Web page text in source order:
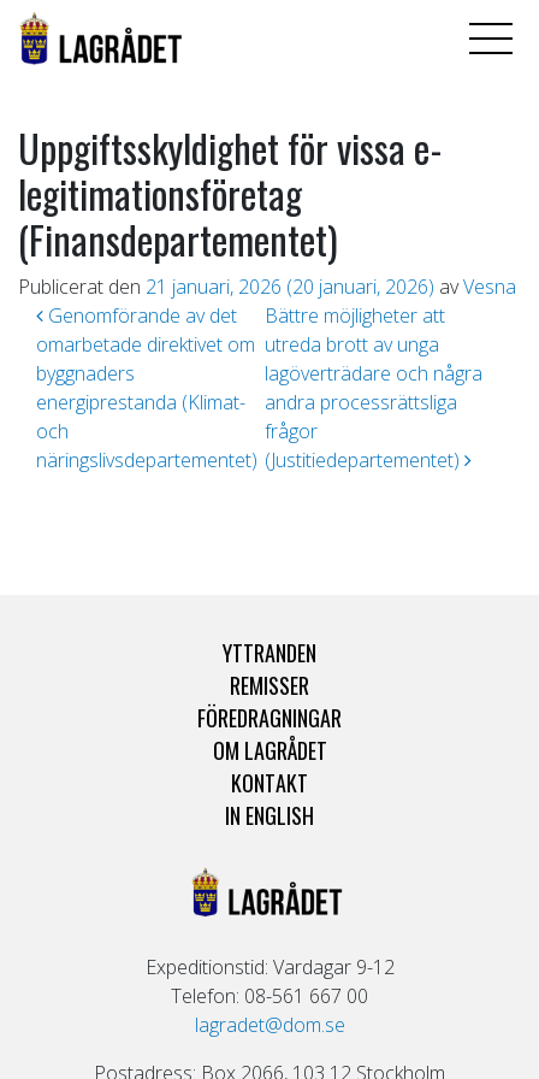
Uppgiftsskyldighet för vissa e-
legitimationsföretag
(Finansdepartementet)
Publicerat den 21 januari, 2026 (20 januari, 2026) avVesna
Inläggsnavigering
Genomförande av det
omarbetade direktivet om
byggnaders
energiprestanda (Klimat-
och
näringslivsdepartementet)
Bättre möjligheter att
utreda brott av unga
lagöverträdare och några
andra processrättsliga
frågor
(Justitiedepartementet)
YTTRANDEN
REMISSER
FÖREDRAGNINGAR
OM LAGRÅDET
KONTAKT
IN ENGLISH
Expeditionstid: Vardagar 9-12
Telefon: 08-561 667 00
lagradet@dom.se
Postadress: Box 2066, 103 12 Stockholm